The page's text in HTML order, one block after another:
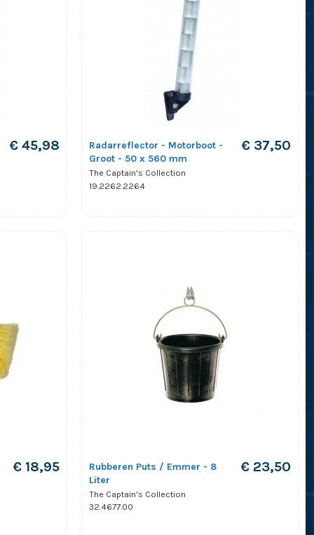
€ 45,98
Radarreflector - Motorboot -
Groot - 50 x 560 mm
The Captain's Collection
19.2262.2264
€ 37,50
€ 18,95
Rubberen Puts / Emmer - 8
Liter
The Captain's Collection
32.4677.00
€ 23,50